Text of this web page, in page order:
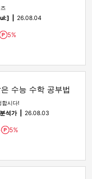
26.08.04
Point
5%
수능 수학 공부법
합시다!
석가 26.08.03
Point
5%